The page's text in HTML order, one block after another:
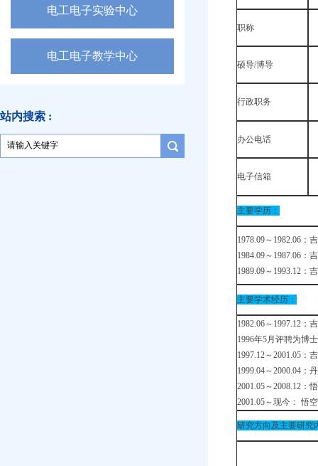
电工电子实验中心
电工电子教学中心
站内搜索 :
职称
硕导/博导
行政职务
办公电话
电子信箱
主要学历：
1978.09～1982.06：
1984.09～1987.06：
1989.09～1993.12：
主要学术经历：
1982.06～1997.12：
1996年5月评聘为博
1997.12～2001.05：
1999.04～2000.04：
2001.05～2008.12：
2001.05～现今： 悟
研究方向及主要研究